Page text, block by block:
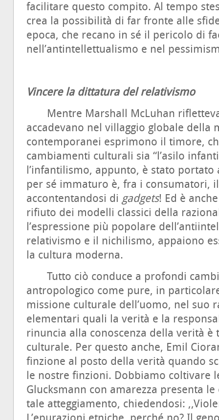
facilitare questo compito. Al tempo
crea la possibilità di far fronte alle
epoca, che recano in sé il pericolo di
nell’antintellettualismo e nel
Vincere la dittatura del relativismo
Mentre Marshall McLuhan
accadevano nel villaggio globale
contemporanei esprimono il timore,
cambiamenti culturali sia “l’asilo
l’infantilismo, appunto, è stato
per sé immaturo è, fra i consumatori,
accontentandosi di gadgets! Ed è
rifiuto dei modelli classici della
l’espressione più popolare
relativismo e il nichilismo, appaiono
la cultura moderna.
Tutto ciò conduce a profondi
antropologico come pure, in
missione culturale dell’uomo, nel suo
elementari quali la verità e la
rinuncia alla conoscenza della verità è
culturale. Per questo anche, Emil
finzione al posto della verità quando
le nostre finzioni. Dobbiamo coltivare
Glucksmann con amarezza presenta
tale atteggiamento, chiedendosi: